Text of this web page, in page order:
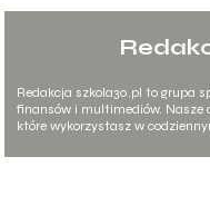
Redakcja szkola30.pl to grupa
finansów i multimediów. Nasze
które wykorzystasz w